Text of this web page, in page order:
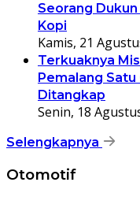
Seorang
Kopi
Kamis, 21
Terkuaknya
Pemalang
Ditangkap
Senin, 18
Selengkapnya
Otomotif